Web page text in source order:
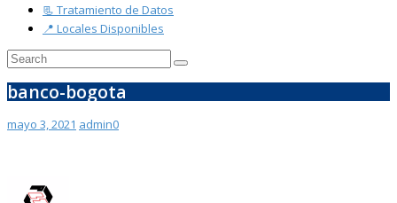
📃 Tratamiento de Datos
📍 Locales Disponibles
banco-bogota
mayo 3, 2021 admin0